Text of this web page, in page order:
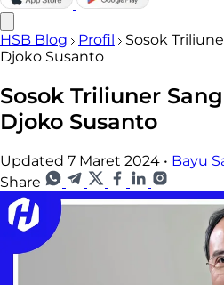
HSB Blog Profil
Sosok
Djoko Susanto
Sosok Triliuner
Djoko Susanto
Updated 7 Maret 2024 • Bayu
Share